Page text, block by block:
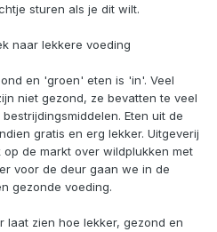
sturen als je dit wilt.
naar lekkere voeding
en 'groen' eten is 'in'. Veel
niet gezond, ze bevatten te veel
Eten uit de
gratis en erg lekker. Uitgeverij
de markt over wildplukken met
voor de deur gaan we in de
gezonde voeding.
laat zien hoe lekker, gezond en